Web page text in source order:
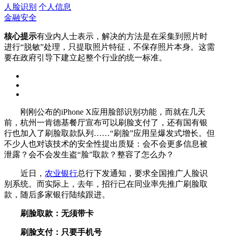
人脸识别 个人信息
金融安全
核心提示有业内人士表示，解决的方法是在采集到照片时
进行“脱敏”处理，只提取照片特征，不保存照片本身。这需
要在政府引导下建立起整个行业的统一标准。
刚刚公布的iPhone X应用脸部识别功能，而就在几天
前，杭州一肯德基餐厅宣布可以刷脸支付了，还有国有银
行也加入了刷脸取款队列……“刷脸”应用呈爆发式增长。但
不少人也对该技术的安全性提出质疑：会不会更多信息被
泄露？会不会发生盗“脸”取款？整容了怎么办？
近日， 农业银行总行下发通知，要求全国推广人脸识
别系统。而实际上，去年，招行已在同业率先推广刷脸取
款，随后多家银行陆续跟进。
刷脸取款：无须带卡
刷脸支付：只要手机号